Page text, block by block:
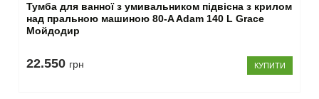
Тумба для ванної з умивальником підвісна з крилом
над пральною машиною 80-A Adam 140 L Grace
Мойдодир
22.550 грн КУПИТИ